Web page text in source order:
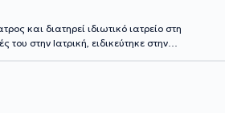
και διατηρεί ιδιωτικό ιατρείο στη
στην Ιατρική, ειδικεύτηκε στην
Διαθέτει πολυετή κλινική εμπειρία
οφθαλμολογική κλινική του Γ.Ν.Ν Χαλκίδας.